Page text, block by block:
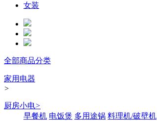
女装
全部商品分类
家用电器
>
厨房小电>
早餐机 电饭煲 多用途锅 料理机/破壁机